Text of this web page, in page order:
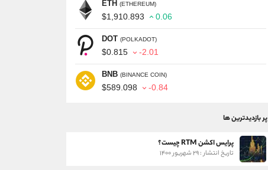
ETH (ETHEREUM)
$1,910.893 0.06
DOT (POLKADOT)
$0.815 -2.01
BNB (BINANCE COIN)
$589.098 -0.84
پر بازدیدترین ها
پرایس اکشن RTM چیست؟
تاریخ انتشار : ۲۹ شهریور ۱۴۰۰